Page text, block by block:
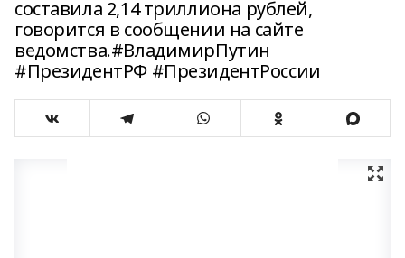
составила 2,14 триллиона рублей,
говорится в сообщении на сайте
ведомства.#ВладимирПутин
#ПрезидентРФ #ПрезидентРоссии